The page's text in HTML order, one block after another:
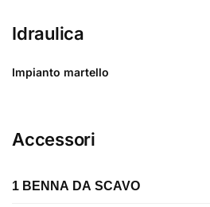
Idraulica
Impianto martello
Accessori
1 BENNA DA SCAVO